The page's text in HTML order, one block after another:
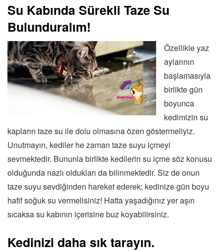
Su Kabında Sürekli Taze Su
Bulunduralım!
Özellikle yaz
aylarının
başlamasıyla
birlikte gün
boyunca
kedimizin su
kapların taze su ile dolu olmasına özen göstermeliyiz.
Unutmayın, kediler he zaman taze suyu içmeyi
sevmektedir. Bununla birlikte kedilerin su içme söz konusu
olduğunda nazlı oldukları da bilinmektedir. Siz de onun
taze suyu sevdiğinden hareket ederek; kedinize gün boyu
hafif soğuk su vermelisiniz! Hatta yaşadığınız yer aşırı
sıcaksa su kabının içerisine buz koyabilirsiniz.
Kedinizi daha sık tarayın.